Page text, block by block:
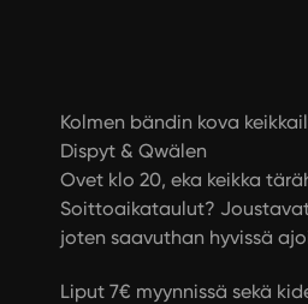
Kolmen bändin kova
Dispyt & Qwälen
Ovet klo 20, eka keikka
Soittoaikataulut?
joten saavuthan hyvissä
Liput 7€ myynnissä sekä